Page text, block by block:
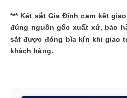
*** Két sắt Gia Định cam kết
đúng nguồn gốc xuất xứ, bảo
sắt được đóng bìa kín khi giao
khách hàng.